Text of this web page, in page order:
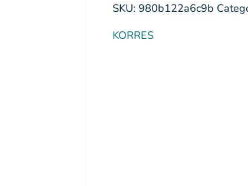
SKU: 980b122a6c9b
KORRES